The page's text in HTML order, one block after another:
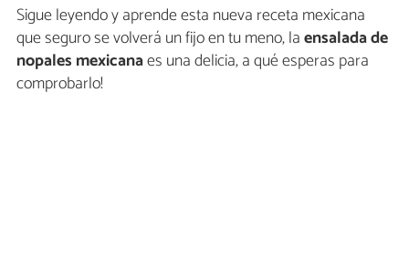
Sigue leyendo y aprende esta nueva receta mexicana
que seguro se volverá un fijo en tu meno, laensalada de
nopales mexicanaes una delicia, a qué esperas para
comprobarlo!